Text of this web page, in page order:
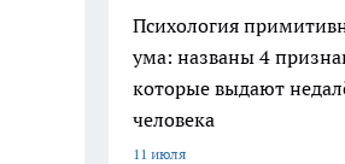
Психология
ума: названы 4
которые выдают
человека
11 июля